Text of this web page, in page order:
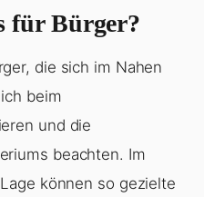
für Bürger?
die sich im Nahen
beim
und die
beachten. Im
können so gezielte